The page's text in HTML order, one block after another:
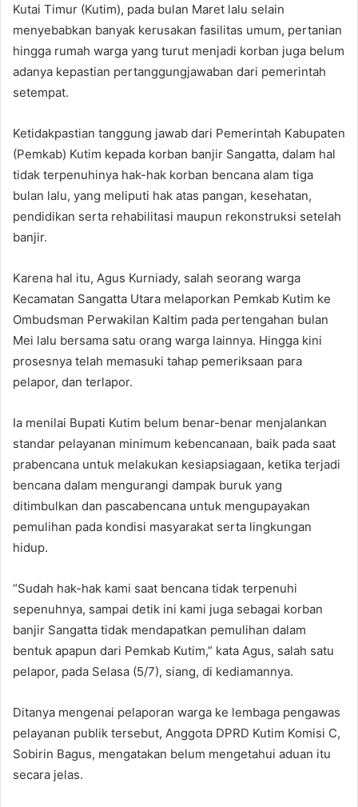
Kutai Timur (Kutim), pada bulan Maret lalu selain
menyebabkan banyak kerusakan fasilitas umum, pertanian
hingga rumah warga yang turut menjadi korban juga belum
adanya kepastian pertanggungjawaban dari pemerintah
setempat.
Ketidakpastian tanggung jawab dari Pemerintah Kabupaten
(Pemkab) Kutim kepada korban banjir Sangatta, dalam hal
tidak terpenuhinya hak-hak korban bencana alam tiga
bulan lalu, yang meliputi hak atas pangan, kesehatan,
pendidikan serta rehabilitasi maupun rekonstruksi setelah
banjir.
Karena hal itu, Agus Kurniady, salah seorang warga
Kecamatan Sangatta Utara melaporkan Pemkab Kutim ke
Ombudsman Perwakilan Kaltim pada pertengahan bulan
Mei lalu bersama satu orang warga lainnya. Hingga kini
prosesnya telah memasuki tahap pemeriksaan para
pelapor, dan terlapor.
Ia menilai Bupati Kutim belum benar-benar menjalankan
standar pelayanan minimum kebencanaan, baik pada saat
prabencana untuk melakukan kesiapsiagaan, ketika terjadi
bencana dalam mengurangi dampak buruk yang
ditimbulkan dan pascabencana untuk mengupayakan
pemulihan pada kondisi masyarakat serta lingkungan
hidup.
“Sudah hak-hak kami saat bencana tidak terpenuhi
sepenuhnya, sampai detik ini kami juga sebagai korban
banjir Sangatta tidak mendapatkan pemulihan dalam
bentuk apapun dari Pemkab Kutim,” kata Agus, salah satu
pelapor, pada Selasa (5/7), siang, di kediamannya.
Ditanya mengenai pelaporan warga ke lembaga pengawas
pelayanan publik tersebut, Anggota DPRD Kutim Komisi C,
Sobirin Bagus, mengatakan belum mengetahui aduan itu
secara jelas.